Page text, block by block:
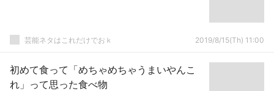
芸能ネタはこれだけでおｋ 2019/8/15(Th) 11:00
初めて食って「めちゃめちゃうまいやんこ
れ」って思った食べ物